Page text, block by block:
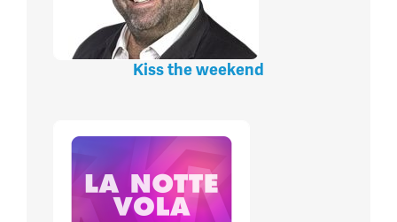
Kiss the weekend